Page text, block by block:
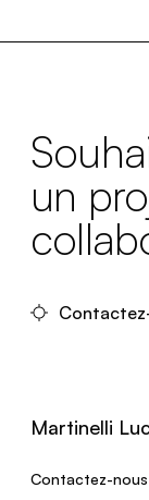
un
Martinelli
Contactez-nous